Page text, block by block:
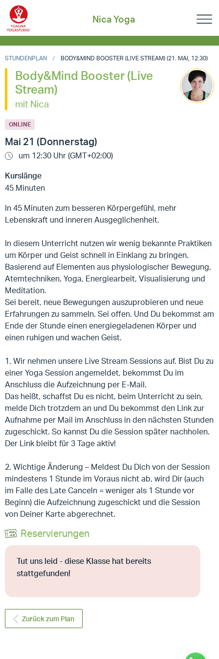
Nica Yoga
STUNDENPLAN BODY&MIND BOOSTER (LIVE STREAM) (21. MAI, 12:30)
Body&Mind Booster (Live
Stream)
mit Nica
ONLINE
Mai 21 (Donnerstag)
um 12:30 Uhr (GMT+02:00)
Kurslänge
45 Minuten
In 45 Minuten zum besseren Körpergefühl, mehr
Lebenskraft und inneren Ausgeglichenheit.
In diesem Unterricht nutzen wir wenig bekannte Praktiken
um Körper und Geist schnell in Einklang zu bringen.
Basierend auf Elementen aus physiologischer Bewegung,
Atemtechniken, Yoga, Energiearbeit, Visualisierung und
Meditation.
Sei bereit, neue Bewegungen auszuprobieren und neue
Erfahrungen zu sammeln. Sei offen. Und Du bekommst am
Ende der Stunde einen energiegeladenen Körper und
einen ruhigen und wachen Geist.
1. Wir nehmen unsere Live Stream Sessions auf. Bist Du zu
einer Yoga Session angemeldet, bekommst Du im
Anschluss die Aufzeichnung per E-Mail.
Das heißt, schaffst Du es nicht, beim Unterricht zu sein,
melde Dich trotzdem an und Du bekommst den Link zur
Aufnahme per Mail im Anschluss in den nächsten Stunden
zugeschickt. So kannst Du die Session später nachholen.
Der Link bleibt für 3 Tage aktiv!
2. Wichtige Änderung – Meldest Du Dich von der Session
mindestens 1 Stunde im Voraus nicht ab, wird Dir (auch
im Falle des Late Canceln = weniger als 1 Stunde vor
Beginn) die Aufzeichnung zugeschickt und die Session
von Deiner Karte abgerechnet.
Reservierungen
Tut uns leid - diese Klasse hat bereits
stattgefunden!
Zurück zum Plan